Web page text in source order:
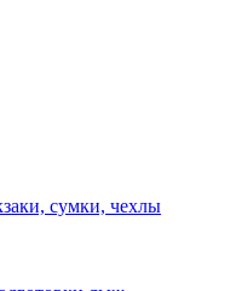
сумки, чехлы